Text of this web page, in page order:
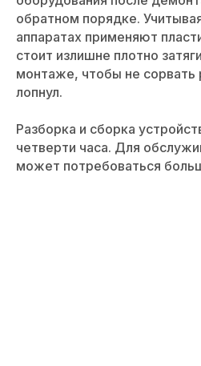
обратном порядке.
аппаратах применяют
стоит излишне плотно
монтаже, чтобы не сорвать
лопнул.
Разборка и сборка
четверти часа. Для
может потребоваться